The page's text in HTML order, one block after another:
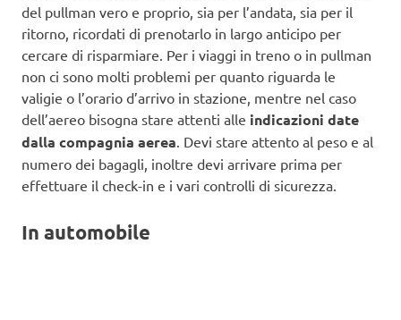
del pullman vero e proprio, sia per l’andata, sia per il
ritorno, ricordati di prenotarlo in largo anticipo per
cercare di risparmiare. Per i viaggi in treno o in pullman
non ci sono molti problemi per quanto riguarda le
valigie o l’orario d’arrivo in stazione, mentre nel caso
dell’aereo bisogna stare attenti alle indicazioni date
dalla compagnia aerea . Devi stare attento al peso e al
numero dei bagagli, inoltre devi arrivare prima per
effettuare il check-in e i vari controlli di sicurezza.
In automobile